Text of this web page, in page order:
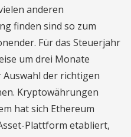
anderen
finden sind so zum
Für das Steuerjahr
um drei Monate
der richtigen
Kryptowährungen
hat sich Ethereum
Plattform etabliert,